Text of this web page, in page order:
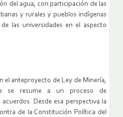
del agua, con participación de las
y rurales y pueblos indígenas
las universidades en el aspecto
el anteproyecto de Ley de Minería,
se resume a un proceso de
Desde esa perspectiva la
de la Constitución Política del